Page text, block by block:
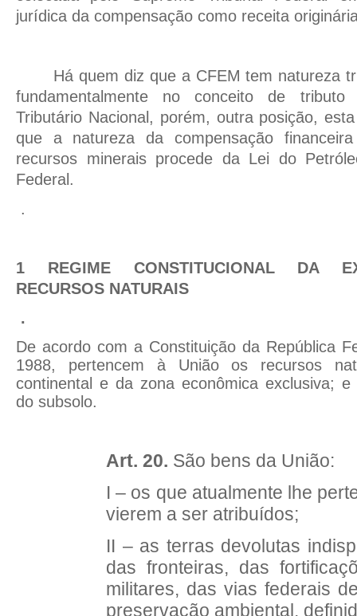
jurídica da compensação como receita
Há quem diz que a CFEM tem natureza
fundamentalmente no conceito de
Tributário Nacional, porém, outra posição,
que a natureza da compensação
recursos minerais procede da Lei do
Federal.
.
1 REGIME CONSTITUCIONAL DA
RECURSOS NATURAIS
.
De acordo com a Constituição da República
1988, pertencem à União os recursos
continental e da zona econômica exclusiva;
do subsolo.
Art. 20. São bens da União:
I – os que atualmente lhe
vierem a ser atribuídos;
II – as terras devolutas
das fronteiras, das
militares, das vias federais
preservação ambiental,